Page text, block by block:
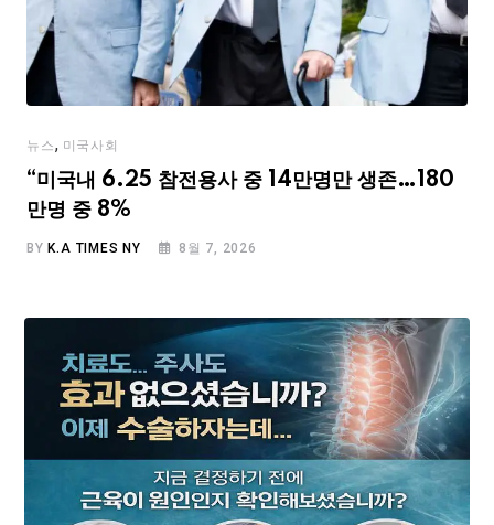
뉴스, 미국사회
“미국내 6.25 참전용사 중 14만명만 생존…180
만명 중 8%
BY K.A TIMES NY 8월 7, 2026